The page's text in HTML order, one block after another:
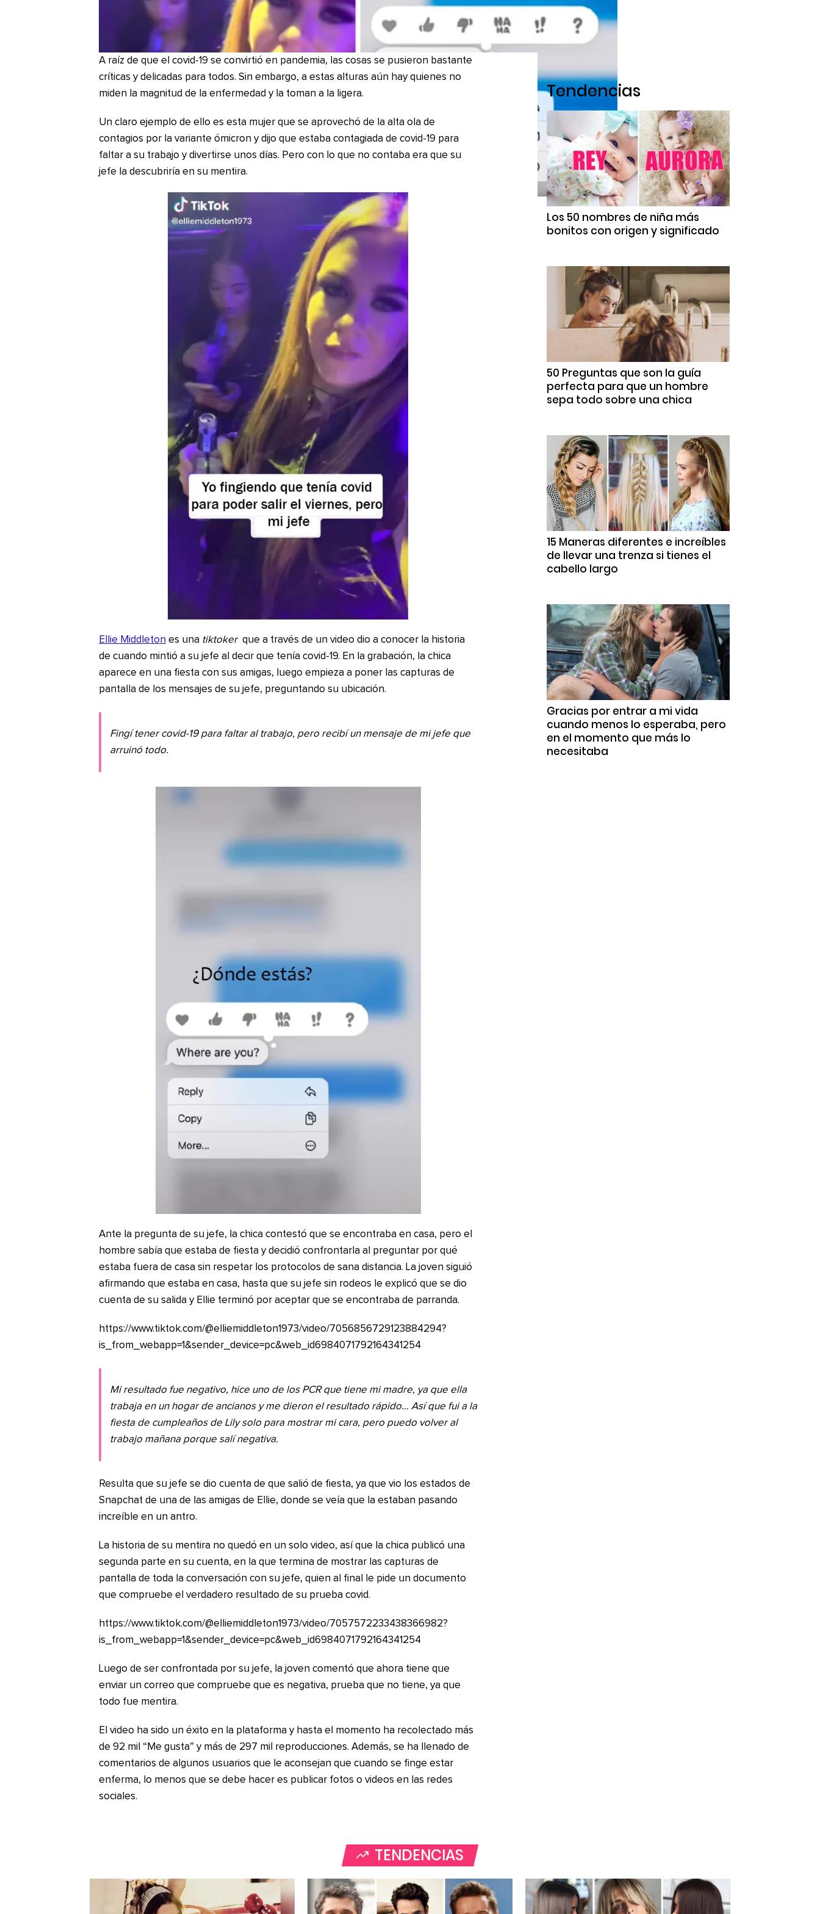
A raíz de que el covid-19 se convirtió en pandemia, las cosas se pusieron bastante
críticas y delicadas para todos. Sin embargo, a estas alturas aún hay quienes no
miden la magnitud de la enfermedad y la toman a la ligera.
Un claro ejemplo de ello es esta mujer que se aprovechó de la alta ola de
contagios por la variante ómicron y dijo que estaba contagiada de covid-19 para
faltar a su trabajo y divertirse unos días. Pero con lo que no contaba era que su
jefe la descubriría en su mentira.
Ellie Middleton es una tiktoker que a través de un video dio a conocer la historia
de cuando mintió a su jefe al decir que tenía covid-19. En la grabación, la chica
aparece en una fiesta con sus amigas, luego empieza a poner las capturas de
pantalla de los mensajes de su jefe, preguntando su ubicación.
Fingí tener covid-19 para faltar al trabajo, pero recibí un mensaje de mi jefe que
arruinó todo.
Ante la pregunta de su jefe, la chica contestó que se encontraba en casa, pero el
hombre sabía que estaba de fiesta y decidió confrontarla al preguntar por qué
estaba fuera de casa sin respetar los protocolos de sana distancia. La joven siguió
afirmando que estaba en casa, hasta que su jefe sin rodeos le explicó que se dio
cuenta de su salida y Ellie terminó por aceptar que se encontraba de parranda.
https://www.tiktok.com/@elliemiddleton1973/video/7056856729123884294?
is_from_webapp=1&sender_device=pc&web_id6984071792164341254
Mi resultado fue negativo, hice uno de los PCR que tiene mi madre, ya que ella
trabaja en un hogar de ancianos y me dieron el resultado rápido… Así que fui a la
fiesta de cumpleaños de Lily solo para mostrar mi cara, pero puedo volver al
trabajo mañana porque salí negativa.
Resulta que su jefe se dio cuenta de que salió de fiesta, ya que vio los estados de
Snapchat de una de las amigas de Ellie, donde se veía que la estaban pasando
increíble en un antro.
La historia de su mentira no quedó en un solo video, así que la chica publicó una
segunda parte en su cuenta, en la que termina de mostrar las capturas de
pantalla de toda la conversación con su jefe, quien al final le pide un documento
que compruebe el verdadero resultado de su prueba covid.
https://www.tiktok.com/@elliemiddleton1973/video/7057572233438366982?
is_from_webapp=1&sender_device=pc&web_id6984071792164341254
Luego de ser confrontada por su jefe, la joven comentó que ahora tiene que
enviar un correo que compruebe que es negativa, prueba que no tiene, ya que
todo fue mentira.
El video ha sido un éxito en la plataforma y hasta el momento ha recolectado más
de 92 mil “Me gusta” y más de 297 mil reproducciones. Además, se ha llenado de
comentarios de algunos usuarios que le aconsejan que cuando se finge estar
enferma, lo menos que se debe hacer es publicar fotos o videos en las redes
sociales.
Tendencias
Los 50 nombres de niña más
bonitos con origen y significado
50 Preguntas que son la guía
perfecta para que un hombre
sepa todo sobre una chica
15 Maneras diferentes e increíbles
de llevar una trenza si tienes el
cabello largo
Gracias por entrar a mi vida
cuando menos lo esperaba, pero
en el momento que más lo
necesitaba
TENDENCIAS